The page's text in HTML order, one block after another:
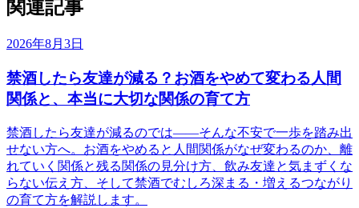
関連記事
2026年8月3日
禁酒したら友達が減る？お酒をやめて変わる人間
関係と、本当に大切な関係の育て方
禁酒したら友達が減るのでは——そんな不安で一歩を踏み出
せない方へ。お酒をやめると人間関係がなぜ変わるのか、離
れていく関係と残る関係の見分け方、飲み友達と気まずくな
らない伝え方、そして禁酒でむしろ深まる・増えるつながり
の育て方を解説します。